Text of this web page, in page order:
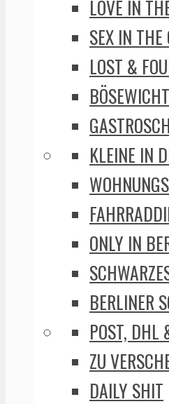
LOVE IN
SEX IN THE
LOST &
KLEINE IN
ONLY IN
BERLINER
POST, DHL
ZU
DAILY SHIT